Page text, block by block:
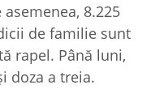
8.225
de familie sunt
rapel. Până luni,
doza a treia.